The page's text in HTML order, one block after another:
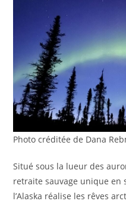
Photo créditée de Dana
Situé sous la lueur des
retraite sauvage unique en
l’Alaska réalise les rêves